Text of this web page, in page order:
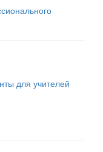
для учителей